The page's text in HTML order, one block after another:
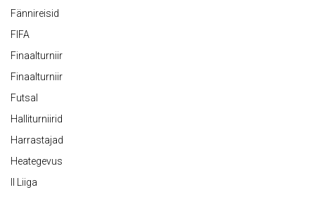
Fännireisid
FIFA
Finaalturniir
Finaalturniir
Futsal
Halliturniirid
Harrastajad
Heategevus
II Liiga